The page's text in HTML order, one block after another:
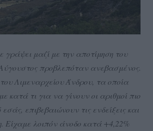
γράψει μαζί με την αποτίμηση του
προβλεπόταν ανεβασμένος.
Λιμεναρχείου Άνδρου, τα οποία
κατά τι για να γίνουν οι αριθμοί πιο
επιβεβαιώνουν τις ενδείξεις και
Είχαμε λοιπόν άνοδο κατά +4,22%